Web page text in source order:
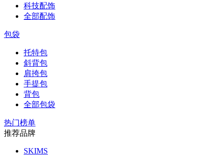
科技配饰
全部配饰
包袋
托特包
斜背包
肩挎包
手提包
背包
全部包袋
热门榜单
推荐品牌
SKIMS